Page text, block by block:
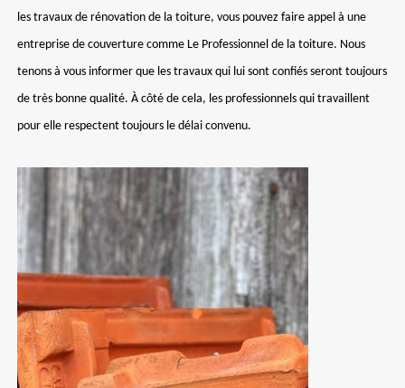
les travaux de rénovation de la toiture, vous pouvez faire appel à une
entreprise de couverture comme Le Professionnel de la toiture. Nous
tenons à vous informer que les travaux qui lui sont confiés seront toujours
de très bonne qualité. À côté de cela, les professionnels qui travaillent
pour elle respectent toujours le délai convenu.